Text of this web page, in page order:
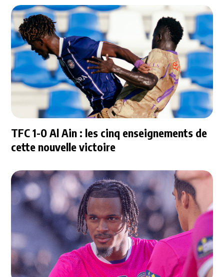
TFC 1-0 Al Ain : les cinq enseignements de
cette nouvelle victoire